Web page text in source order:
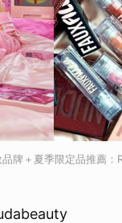
牌＋夏季限定品推薦